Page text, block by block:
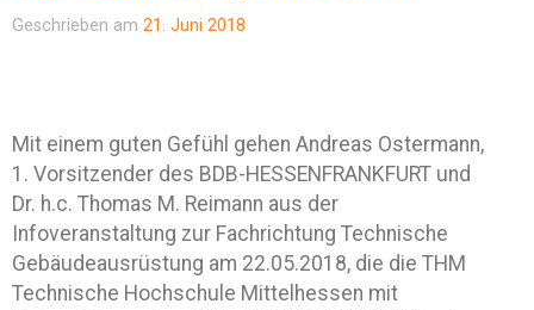
Geschrieben am 21. Juni 2018
Mit einem guten Gefühl gehen Andreas Ostermann,
1. Vorsitzender des BDB-HESSENFRANKFURT und
Dr. h.c. Thomas M. Reimann aus der
Infoveranstaltung zur Fachrichtung Technische
Gebäudeausrüstung am 22.05.2018, die die THM
Technische Hochschule Mittelhessen mit